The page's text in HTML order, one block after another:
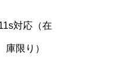
対応（在
庫限り）